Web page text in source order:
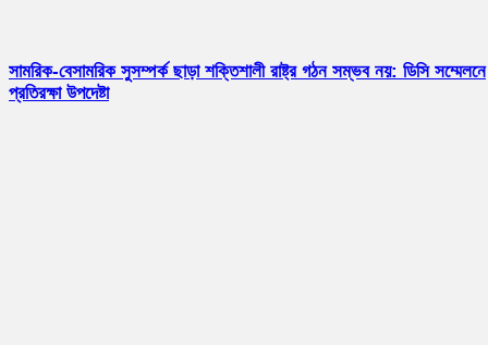
সামরিক-বেসামরিক সুসম্পর্ক ছাড়া শক্তিশালী রাষ্ট্র গঠন সম্ভব নয়: ডিসি সম্মেলনে
প্রতিরক্ষা উপদেষ্টা